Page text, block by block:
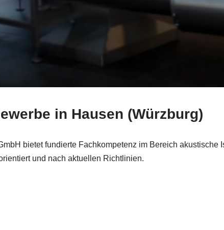
in Hausen (Würzburg)
bietet fundierte Fachkompetenz im Bereich akustische
und nach aktuellen Richtlinien.